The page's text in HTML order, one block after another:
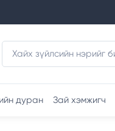
дуран Зай хэмжигч